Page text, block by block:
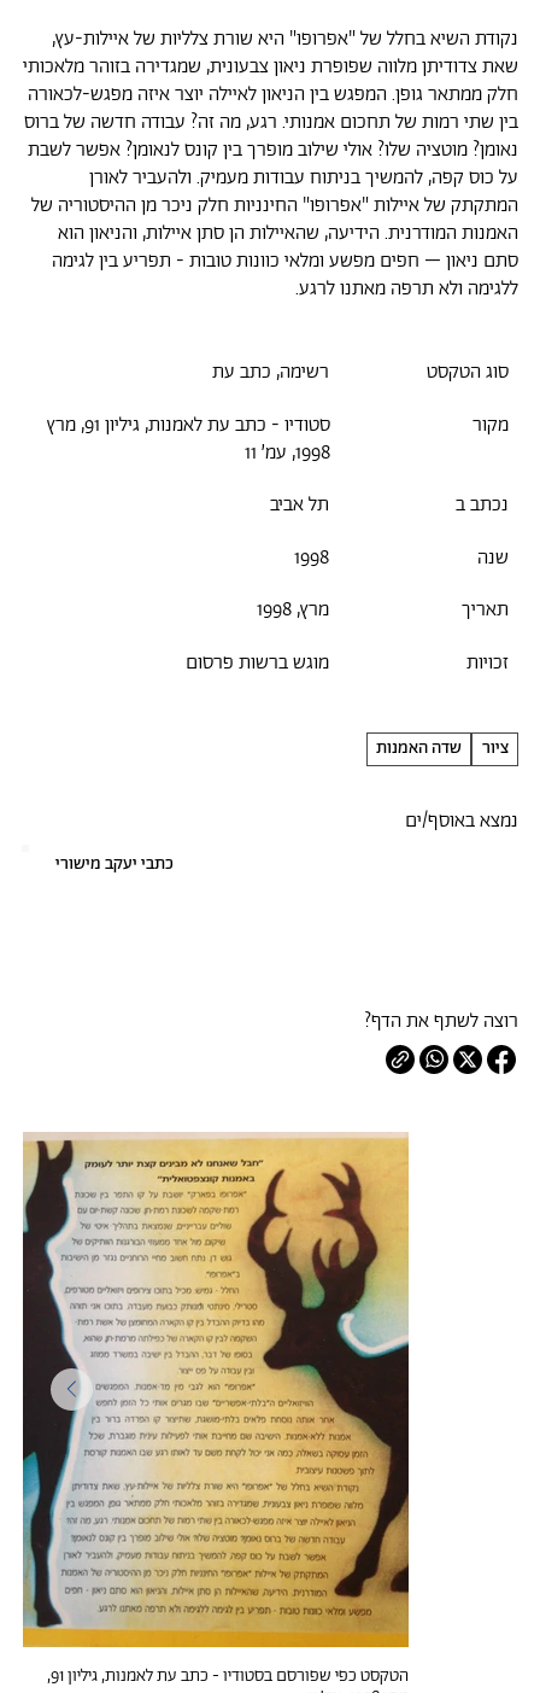
הטקסט כפי שפורסם בסטודיו - כתב עת לאמנות, גיליון 91,
סוג הטקסט
רשימה, כתב עת
מקור
סטודיו - כתב עת לאמנות, גיליון 91, מרץ
1998, עמ׳ 11
נכתב ב
תל אביב
שנה
1998
תאריך
מרץ, 1998
זכויות
מוגש ברשות פרסום
ציור שדה האמנות
נמצא באוסף/ים
כתבי יעקב מישורי
רוצה לשתף את הדף?
נקודת השיא בחלל של "אפרופו" היא שורת צלליות של איילות-עץ,
שאת צדודיתן מלווה שפופרת ניאון צבעונית, שמגדירה בזוהר מלאכותי
חלק ממתאר גופן. המפגש בין הניאון לאיילה יוצר איזה מפגש-לכאורה
בין שתי רמות של תחכום אמנותי. רגע, מה זה? עבודה חדשה של ברוס
נאומן? מוטציה שלו? אולי שילוב מופרך בין קונס לנאומן? אפשר לשבת
על כוס קפה, להמשיך בניתוח עבודות מעמיק. ולהעביר לאורן
המתקתק של איילות "אפרופו" החינניות חלק ניכר מן ההיסטוריה של
האמנות המודרנית. הידיעה, שהאיילות הן סתן איילות, והניאון הוא
סתם ניאון – חפים מפשע ומלאי כוונות טובות - תפריע בין לגימה
ללגימה ולא תרפה מאתנו לרגע.